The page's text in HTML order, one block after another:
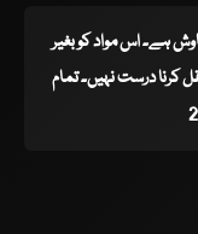
کاوش ہے۔ اس مواد کو بغیر
درست نہیں۔ تمام